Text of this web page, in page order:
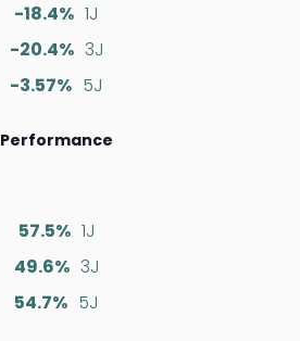
-18.4% 1J
-20.4% 3J
-3.57% 5J
Performance
57.5% 1J
49.6% 3J
54.7% 5J